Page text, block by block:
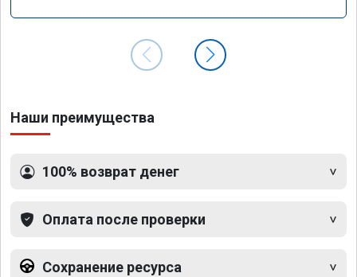
Наши преимущества
100% возврат денег
Оплата после проверки
Сохранение ресурса